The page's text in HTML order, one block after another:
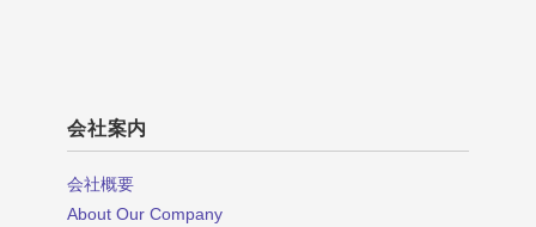
会社案内
会社概要
About Our Company